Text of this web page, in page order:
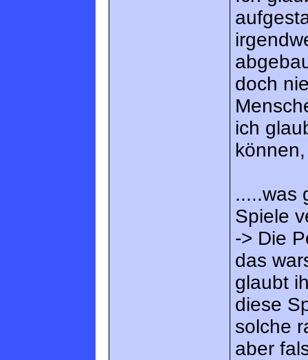
doch
ich
.....was
Spiele
-> Die
das
glaubt
diese
solche
aber